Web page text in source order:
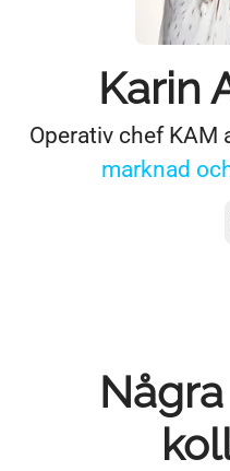
Karin
Operativ chef KAM
marknad